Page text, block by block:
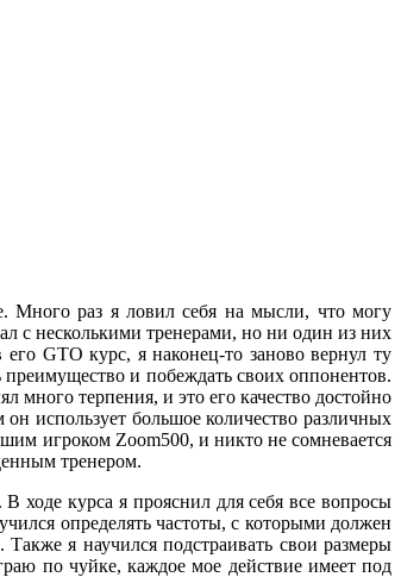
Много раз я ловил себя на мысли, что могу
с несколькими тренерами, но ни один из них
GTO курс, я наконец-то заново вернул ту
преимущество и побеждать своих оппонентов.
много терпения, и это его качество достойно
использует большое количество различных
игроком Zoom500, и никто не сомневается
тренером.
курса я прояснил для себя все вопросы
определять частоты, с которыми должен
я научился подстраивать свои размеры
по чуйке, каждое мое действие имеет под